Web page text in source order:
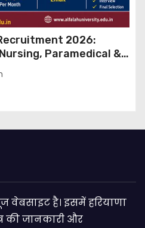
2026:
Paramedical &
Apply Through Email
वेबसाइट है। इसमें हरियाणा
की जानकारी और